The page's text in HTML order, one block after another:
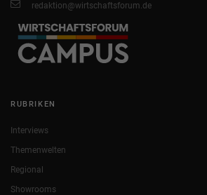
redaktion@wirtschaftsforum.de
RUBRIKEN
Interviews
Themenwelten
Regional
Showrooms